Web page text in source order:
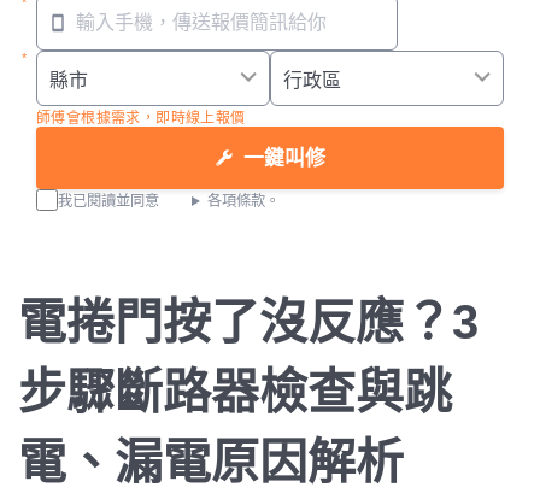
師傅會根據需求，即時線上報價
一鍵叫修
我已閱讀並同意 各項條款。
電捲門按了沒反應？3
步驟斷路器檢查與跳
電、漏電原因解析